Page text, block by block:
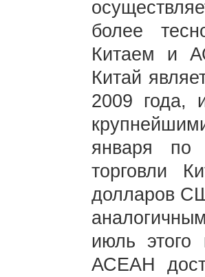
более
Китаем и
Китай
2009 года,
января по
торговли
долларов
июль
АСЕАН